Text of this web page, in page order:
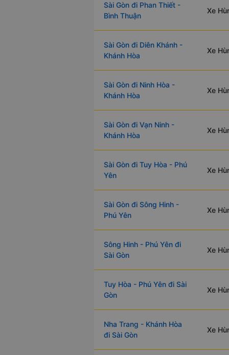
ra mức giá ổn định, nằm ở mức bình dân mà vẫn đảm bảo chất lượng tốt.
trợ gửi hàng hóa, xe máy kèm theo.
vé xe giường nằm Hùng Tiến ngay:
Tuyến từ Sài Gòn đi Tuy Hòa - Phú Yên
Tuyến từ Tuy Hòa - Phú Yên đi Sài Gòn
Sài Gòn đi Phan Thiết -
Bình Thuận
Xe
Sài Gòn đi Diên Khánh -
Khánh Hòa
Xe
Sài Gòn đi Ninh Hòa -
Khánh Hòa
Xe
Sài Gòn đi Vạn Ninh -
Khánh Hòa
Xe
Sài Gòn đi Tuy Hòa - Phú
Yên
Xe
Sài Gòn đi Sông Hinh -
Phú Yên
Xe
Sông Hinh - Phú Yên đi
Sài Gòn
Xe
Tuy Hòa - Phú Yên đi Sài
Gòn
Xe
Nha Trang - Khánh Hòa
đi Sài Gòn
Xe